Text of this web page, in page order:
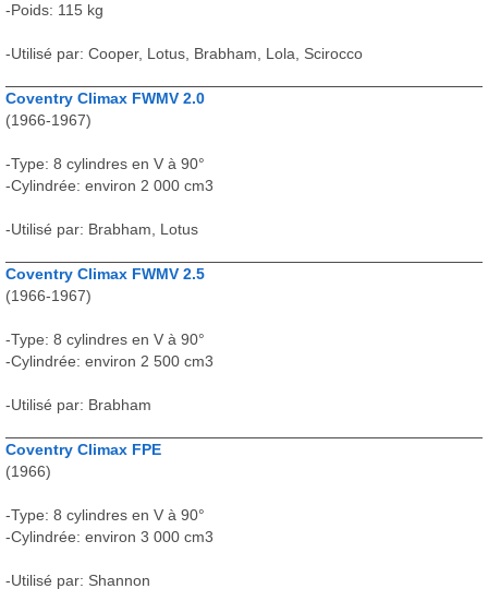
-Poids: 115 kg
-Utilisé par: Cooper, Lotus, Brabham, Lola, Scirocco
Coventry Climax FWMV 2.0
(1966-1967)
-Type: 8 cylindres en V à 90°
-Cylindrée: environ 2 000 cm3
-Utilisé par: Brabham, Lotus
Coventry Climax FWMV 2.5
(1966-1967)
-Type: 8 cylindres en V à 90°
-Cylindrée: environ 2 500 cm3
-Utilisé par: Brabham
Coventry Climax FPE
(1966)
-Type: 8 cylindres en V à 90°
-Cylindrée: environ 3 000 cm3
-Utilisé par: Shannon